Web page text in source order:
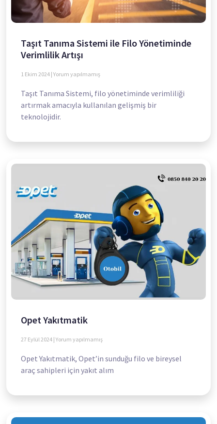
Taşıt Tanıma Sistemi ile Filo Yönetiminde
Verimlilik Artışı
1 Ekim 2024 Yorum yapılmamış
Taşıt Tanıma Sistemi, filo yönetiminde verimliliği
artırmak amacıyla kullanılan gelişmiş bir
teknolojidir.
Opet Yakıtmatik
27 Eylül 2024 Yorum yapılmamış
Opet Yakıtmatik, Opet’in sunduğu filo ve bireysel
araç sahipleri için yakıt alım